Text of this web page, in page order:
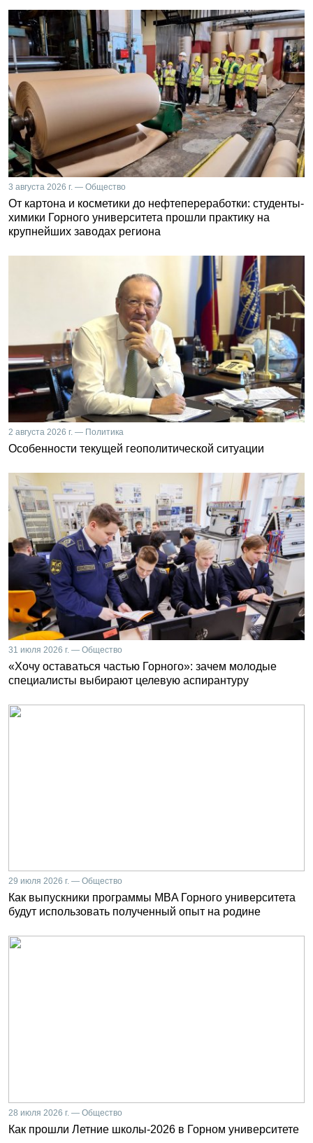
3 августа 2026 г. — Общество
От картона и косметики до нефтепереработки: студенты-
химики Горного университета прошли практику на
крупнейших заводах региона
2 августа 2026 г. — Политика
Особенности текущей геополитической ситуации
31 июля 2026 г. — Общество
«Хочу оставаться частью Горного»: зачем молодые
специалисты выбирают целевую аспирантуру
29 июля 2026 г. — Общество
Как выпускники программы MBA Горного университета
будут использовать полученный опыт на родине
28 июля 2026 г. — Общество
Как прошли Летние школы-2026 в Горном университете